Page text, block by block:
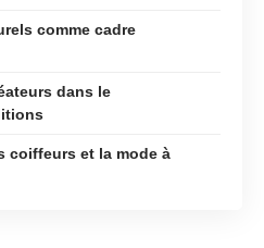
comme cadre
dans le
coiffeurs et la mode à